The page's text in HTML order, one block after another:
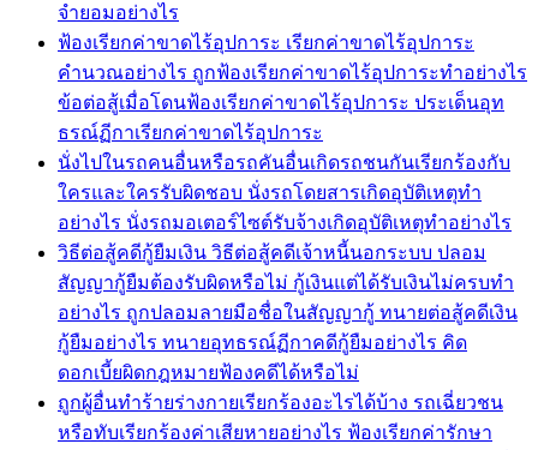
จำยอมอย่างไร
ฟ้องเรียกค่าขาดไร้อุปการะ เรียกค่าขาดไร้อุปการะ
คำนวณอย่างไร ถูกฟ้องเรียกค่าขาดไร้อุปการะทำอย่างไร
ข้อต่อสู้เมื่อโดนฟ้องเรียกค่าขาดไร้อุปการะ ประเด็นอุท
ธรณ์ฏีกาเรียกค่าขาดไร้อุปการะ
นั่งไปในรถคนอื่นหรือรถคันอื่นเกิดรถชนกันเรียกร้องกับ
ใครและใครรับผิดชอบ นั่งรถโดยสารเกิดอุบัติเหตุทำ
อย่างไร นั่งรถมอเตอร์ไซต์รับจ้างเกิดอุบัติเหตุทำอย่างไร
วิธีต่อสู้คดีกู้ยืมเงิน วิธีต่อสู้คดีเจ้าหนี้นอกระบบ ปลอม
สัญญากู้ยืมต้องรับผิดหรือไม่ กู้เงินแต่ได้รับเงินไม่ครบทำ
อย่างไร ถูกปลอมลายมือชื่อในสัญญากู้ ทนายต่อสู้คดีเงิน
กู้ยืมอย่างไร ทนายอุทธรณ์ฏีกาคดีกู้ยืมอย่างไร คิด
ดอกเบี้ยผิดกฎหมายฟ้องคดีได้หรือไม่
ถูกผู้อื่นทำร้ายร่างกายเรียกร้องอะไรได้บ้าง รถเฉี่ยวชน
หรือทับเรียกร้องค่าเสียหายอย่างไร ฟ้องเรียกค่ารักษา